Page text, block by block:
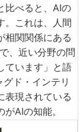
比べると、AIの
。これは、人間
相関関係にある
、近い分野の問
ています」と語
ド・インテリ
表現されている
AIの知能。